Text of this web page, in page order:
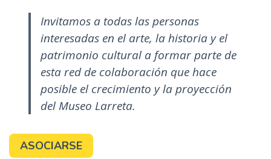
Invitamos a todas las personas
interesadas en el arte, la historia y el
patrimonio cultural a formar parte de
esta red de colaboración que hace
posible el crecimiento y la proyección
del Museo Larreta.
ASOCIARSE